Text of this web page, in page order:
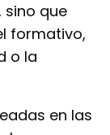
que
formativo,
o la
en las